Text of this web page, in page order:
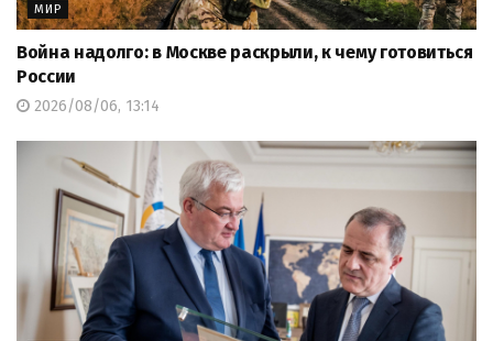
МИР
Война надолго: в Москве раскрыли, к чему готовиться
России
2026/08/06, 13:14